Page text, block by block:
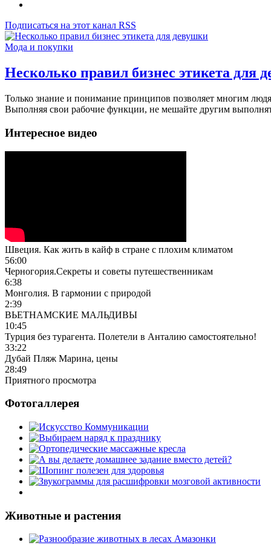
Подписаться на этот канал RSS
Мода и покупки
Несколько правил бизнес этикета для
Только знание и понимание принципов позволяет многим
Выполняя свои рабочие функции, не мешайте другим
Интересное видео
Швеция. Как жить в кайф в стране с плохим климатом
56:00
Черногория.Секреты и советы путешественникам
6:38
Монголия. В гармонии с природой
2:39
ВЬЕТНАМСКИЕ МАЛЬДИВЫ
10:45
Турция без турагента. Полетели в Анталию самостоятельно!
33:22
Дубай Пляж Марина, цены
28:49
Приятного просмотра
Фотогаллерея
Животные и растения